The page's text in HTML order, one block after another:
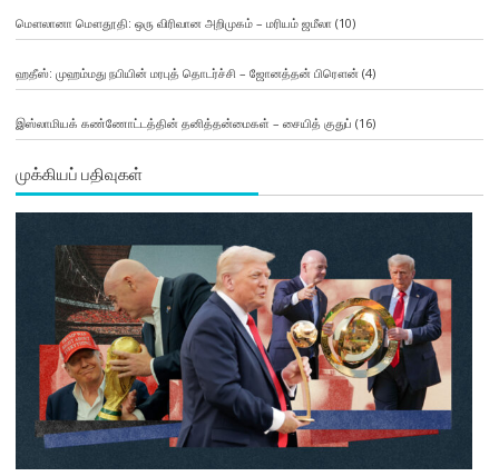
மௌலானா மௌதூதி: ஒரு விரிவான அறிமுகம் – மரியம் ஜமீலா (10)
ஹதீஸ்: முஹம்மது நபியின் மரபுத் தொடர்ச்சி – ஜோனத்தன் பிரௌன் (4)
இஸ்லாமியக் கண்ணோட்டத்தின் தனித்தன்மைகள் – சையித் குதுப் (16)
முக்கியப் பதிவுகள்